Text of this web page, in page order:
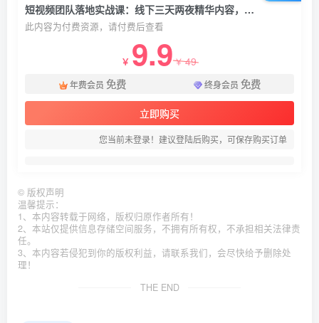
短视频团队落地实战课：线下三天两夜精华内容，从内容获客到私域*全链路搭建团队
此内容为付费资源，请付费后查看
￥ 9.9￥49
年费会员 免费 终身会员 免费
立即购买
您当前未登录！建议登陆后购买，可保存购买订单
© 版权声明
温馨提示：
1、本内容转载于网络，版权归原作者所有！
2、本站仅提供信息存储空间服务，不拥有所有权，不承担相关法律责
任。
3、本内容若侵犯到你的版权利益，请联系我们，会尽快给予删除处
理！
THE END